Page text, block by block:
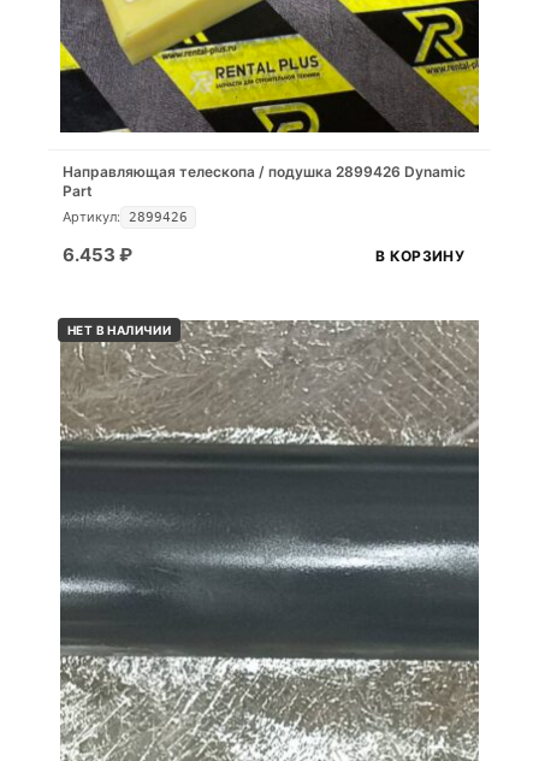
Направляющая телескопа / подушка 2899426 Dynamic
Part
Артикул: 2899426
6.453 ₽ В КОРЗИНУ
НЕТ В НАЛИЧИИ